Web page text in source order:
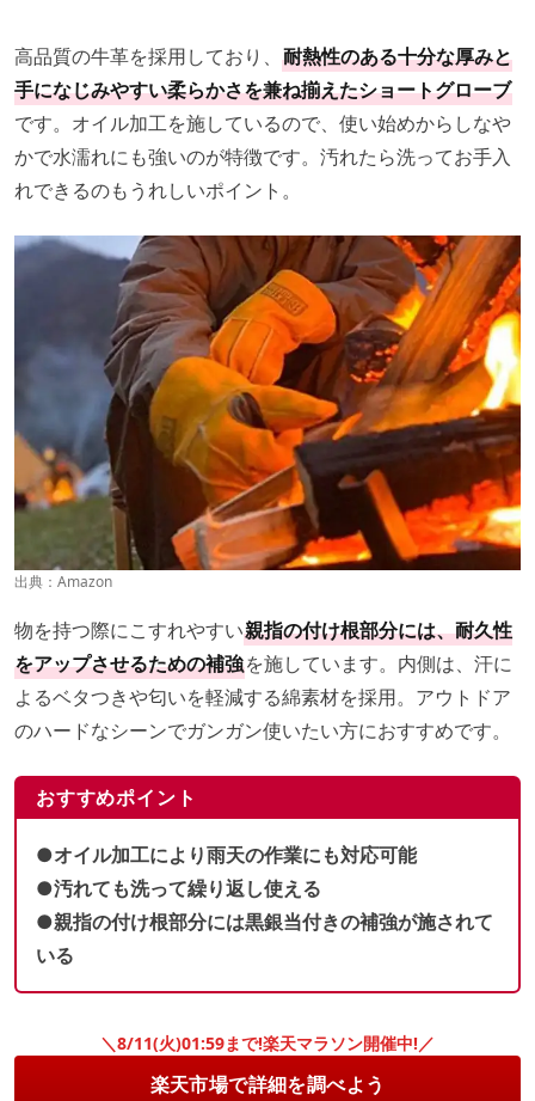
高品質の牛革を採用しており、 耐熱性のある十分な厚みと
手になじみやすい柔らかさを兼ね揃えたショートグローブ
です。オイル加工を施しているので、使い始めからしなや
かで水濡れにも強いのが特徴です。汚れたら洗ってお手入
れできるのもうれしいポイント。
出典： Amazon
物を持つ際にこすれやすい親指の付け根部分には、耐久性
をアップさせるための補強を施しています。内側は、汗に
よるベタつきや匂いを軽減する綿素材を採用。アウトドア
のハードなシーンでガンガン使いたい方におすすめです。
おすすめポイント
●オイル加工により雨天の作業にも対応可能
●汚れても洗って繰り返し使える
●親指の付け根部分には黒銀当付きの補強が施されて
いる
＼8/11(火)01:59まで!楽天マラソン開催中!／
楽天市場で詳細を調べよう